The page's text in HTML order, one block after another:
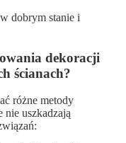
dobrym stanie i
dekoracji
ścianach?
różne metody
nie uszkadzają